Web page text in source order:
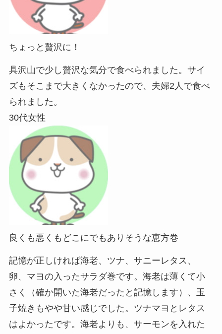
ちょっと贅沢に！
具沢山で少し贅沢な気分で食べられました。サイ
ズもそこまで大きくなかったので、夫婦2人で食べ
られました。
30代女性
良くも悪くもどこにでもありそうな恵方巻
記憶が正しければ海老、ツナ、サニーレタス、
卵、マヨの入ったサラダ巻です。海老は薄くて小
さく（確か開いた海老だったと記憶します）、玉
子焼きもやや甘い感じでした。ツナマヨとレタス
はよかったです。海老よりも、サーモンを入れた